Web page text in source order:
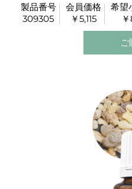
で蒸留されています。
このオイルの特徴は、森
フレッシュなリモネンを
製品番号
309305
会員価格
￥5,115
希望
ご